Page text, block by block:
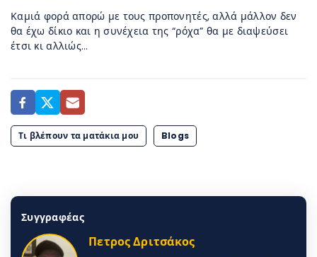
Καμιά φορά απορώ με τους προπονητές, αλλά μάλλον δεν
θα έχω δίκιο και η συνέχεια της “ρόχα” θα με διαψεύσει
έτσι κι αλλιώς…
Τι βλέπουν τα ματάκια μου Blogs
Συγγραφέας
Πετρος Δριτσάκος